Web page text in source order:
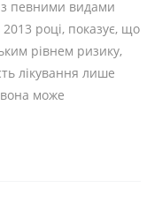
з певними видами
році, показує, що
рівнем ризику,
лікування лише
вона може